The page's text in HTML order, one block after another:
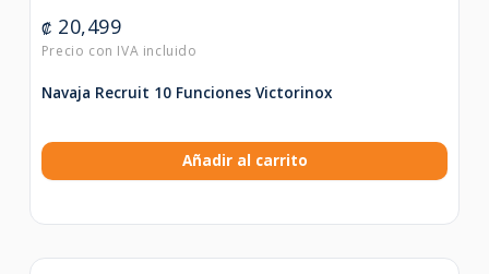
₡ 20,499
Navaja Recruit 10 Funciones Victorinox
Añadir al carrito